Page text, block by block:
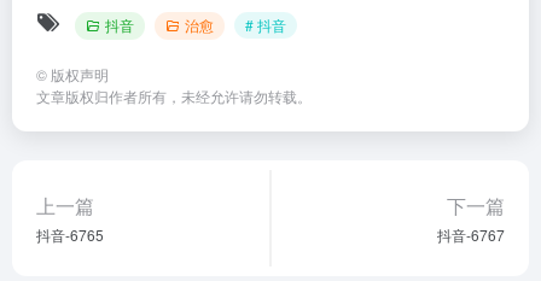
抖音 治愈 # 抖音
© 版权声明
文章版权归作者所有，未经允许请勿转载。
上一篇
抖音-6765
下一篇
抖音-6767